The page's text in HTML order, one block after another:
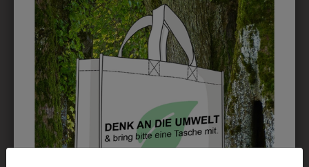
1WEBSW8001
BISTROSCHÜRZE 80
CM MIT SCHULLOGO
€ 30,90
1WEBSW10001
BISTROSCHÜRZE 100
CM MIT SCHULLOGO
€ 30,90